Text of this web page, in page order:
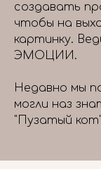
создавать
чтобы на
картинку.
ЭМОЦИИ.
Недавно мы
могли наз
"Пузатый кот"